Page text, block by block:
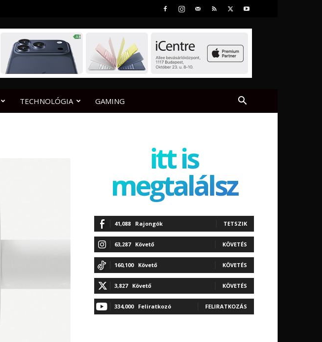
TECHNOLÓGIA GAMING
itt is
megtalálsz
41,088 Rajongók TETSZIK
63,287 Követő KÖVETÉS
160,100 Követő KÖVETÉS
3,827 Követő KÖVETÉS
334,000 Feliratkozó FELIRATKOZÁS